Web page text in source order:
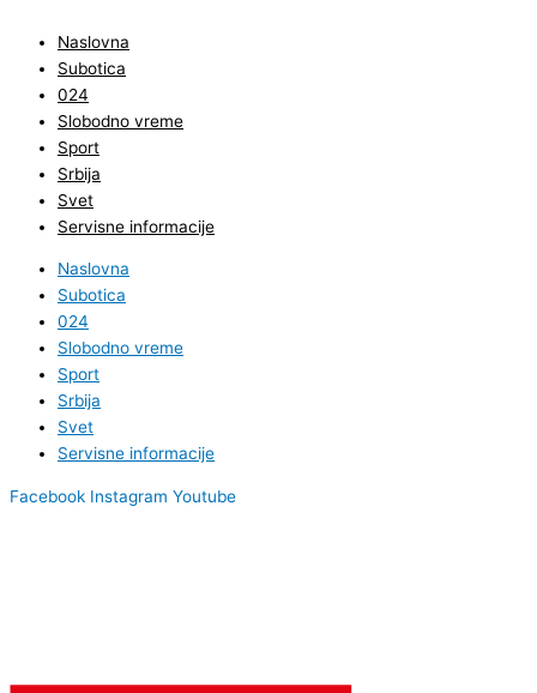
Naslovna
Subotica
024
Slobodno vreme
Sport
Srbija
Svet
Servisne informacije
Naslovna
Subotica
024
Slobodno vreme
Sport
Srbija
Svet
Servisne informacije
Facebook Instagram Youtube